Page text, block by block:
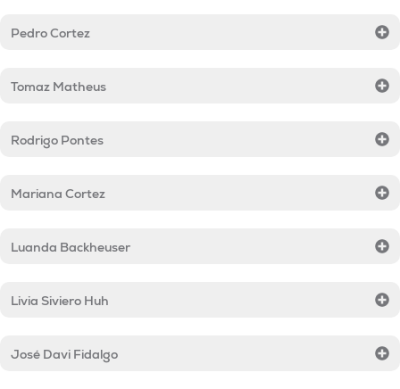
Pedro Cortez
Tomaz Matheus
Rodrigo Pontes
Mariana Cortez
Luanda Backheuser
Livia Siviero Huh
José Davi Fidalgo